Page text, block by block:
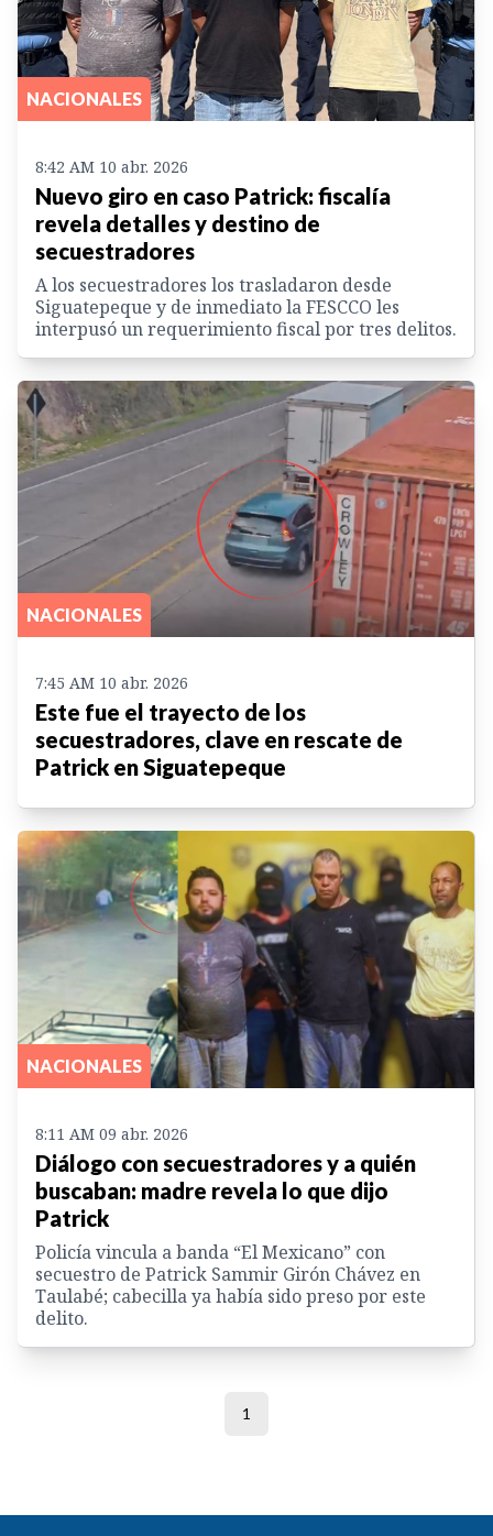
NACIONALES
8:42 AM 10 abr. 2026
Nuevo giro en caso Patrick: fiscalía
revela detalles y destino de
secuestradores
A los secuestradores los trasladaron desde
Siguatepeque y de inmediato la FESCCO les
interpusó un requerimiento fiscal por tres delitos.
NACIONALES
7:45 AM 10 abr. 2026
Este fue el trayecto de los
secuestradores, clave en rescate de
Patrick en Siguatepeque
NACIONALES
8:11 AM 09 abr. 2026
Diálogo con secuestradores y a quién
buscaban: madre revela lo que dijo
Patrick
Policía vincula a banda “El Mexicano” con
secuestro de Patrick Sammir Girón Chávez en
Taulabé; cabecilla ya había sido preso por este
delito.
1